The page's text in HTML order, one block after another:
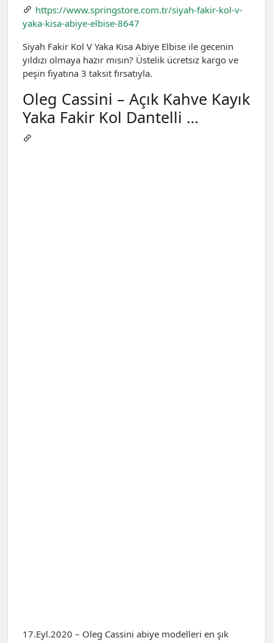
https://www.springstore.com.tr/siyah-fakir-kol-v-
yaka-kisa-abiye-elbise-8647
Siyah Fakir Kol V Yaka Kısa Abiye Elbise ile gecenin
yıldızı olmaya hazır mısın? Üstelik ücretsiz kargo ve
peşin fiyatına 3 taksit fırsatıyla.
Oleg Cassini – Açık Kahve Kayık
Yaka Fakir Kol Dantelli …
17.Eyl.2020 – Oleg Cassini abiye modelleri en şık